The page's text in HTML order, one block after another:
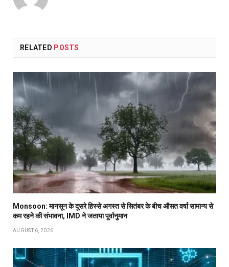
RELATED POSTS
Monsoon: मानसून के दूसरे हिस्से अगस्त से सितंबर के बीच औसत वर्षा सामान्य से
कम रहने की संभावना, IMD ने जताया पूर्वानुमान
AUGUST 6, 2026